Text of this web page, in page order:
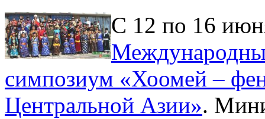
С 12 по 16
симпозиум «Хоомей –
Центральной Азии».